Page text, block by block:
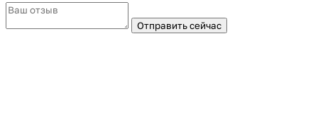
Отправить сейчас